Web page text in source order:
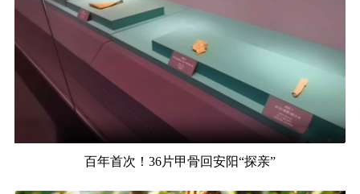
百年首次！36片甲骨回安阳“探亲”